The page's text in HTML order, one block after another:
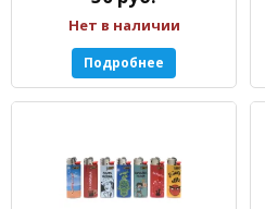
Нет в наличии
Подробнее